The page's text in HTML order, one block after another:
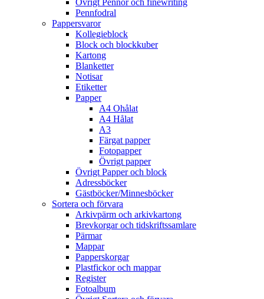
Övrigt Pennor och finewriting
Pennfodral
Pappersvaror
Kollegieblock
Block och blockkuber
Kartong
Blanketter
Notisar
Etiketter
Papper
A4 Ohålat
A4 Hålat
A3
Färgat papper
Fotopapper
Övrigt papper
Övrigt Papper och block
Adressböcker
Gästböcker/Minnesböcker
Sortera och förvara
Arkivpärm och arkivkartong
Brevkorgar och tidskriftssamlare
Pärmar
Mappar
Papperskorgar
Plastfickor och mappar
Register
Fotoalbum